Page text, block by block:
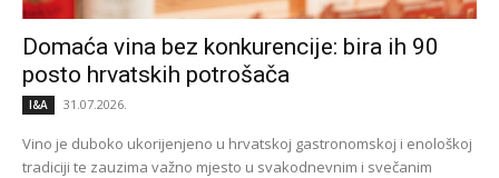
Domaća vina bez konkurencije: bira ih 90
posto hrvatskih potrošača
I&A 31.07.2026.
Vino je duboko ukorijenjeno u hrvatskoj gastronomskoj i enološkoj
tradiciji te zauzima važno mjesto u svakodnevnim i svečanim